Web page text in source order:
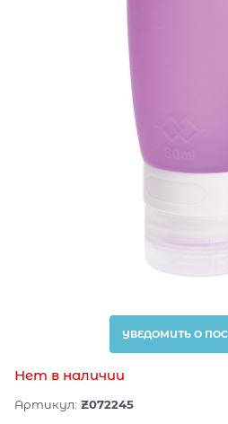
УВЕДОМИТЬ О
Нет в наличии
Артикул: Z072245